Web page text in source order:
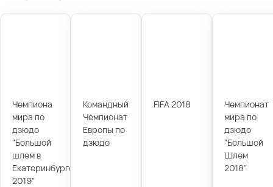
Чемпиона
мира по
дзюдо
"Большой
шлем в
Екатеринбурге
2019"
Командный
Чемпионат
Европы по
дзюдо
FIFA 2018
Чемпионат
мира по
дзюдо
"Большой
Шлем
2018"